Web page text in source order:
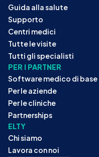
Guida alla salute
Supporto
Centri medici
Tutte le visite
Tutti gli specialisti
PER I PARTNER
Software medico di base
Per le aziende
Per le cliniche
Partnerships
ELTY
Chi siamo
Lavora con noi